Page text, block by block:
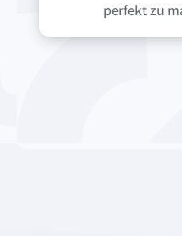
perfekt zu